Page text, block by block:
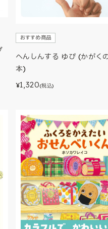
おすすめ商品
へんしんする ゆび (かがく
本)
¥1,320(税込)